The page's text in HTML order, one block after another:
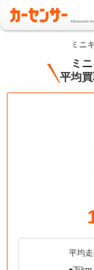
ミニ
ミ
平均
平均